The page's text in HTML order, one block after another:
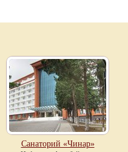
Санаторий «Чинар»